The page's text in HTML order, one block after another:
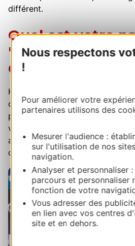
Nous respectons
!
Pour améliorer votre
partenaires utilisons des
Mesurer l'audience :
sur l'utilisation de nos
navigation.
Analyser et personnaliser
parcours et personnaliser
fonction de votre
Vous adresser des
en lien avec vos centres
site et en dehors.
différent.
Quel est votre
"coup de cœur"
Occitanie ?
Habitant à Millau, j’adore
qui se trouvent autour de la
petit coup de cœur pour le
viaduc qui se développe de plus
adapté aussi bien pour les
que débutantes.